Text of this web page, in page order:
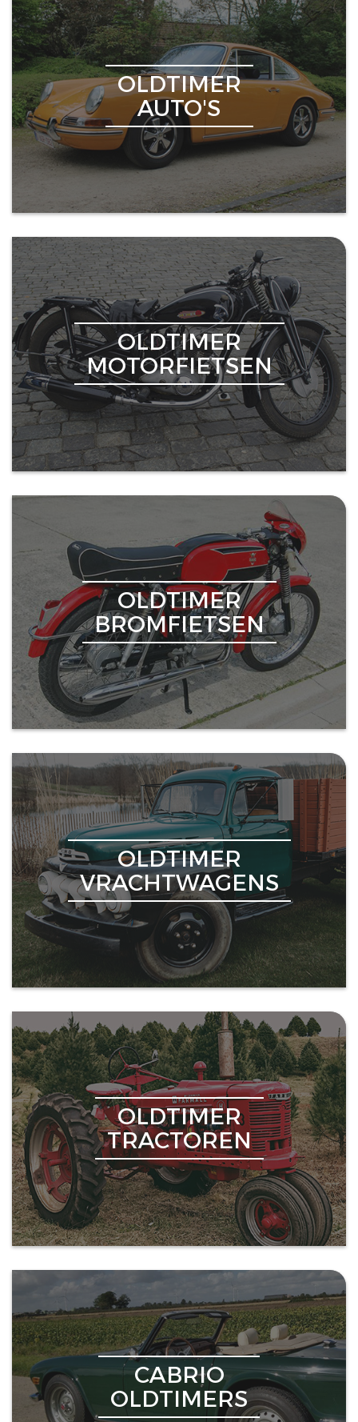
OLDTIMER
AUTO'S
OLDTIMER
MOTORFIETSEN
OLDTIMER
BROMFIETSEN
OLDTIMER
VRACHTWAGENS
OLDTIMER
TRACTOREN
CABRIO
OLDTIMERS